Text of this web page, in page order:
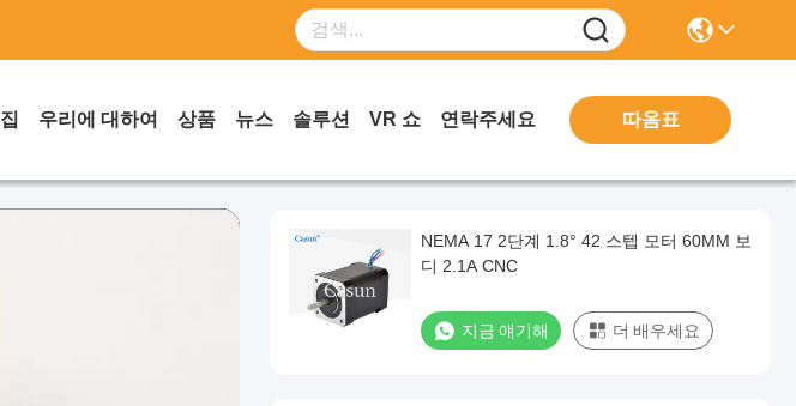
집 우리에 대하여 상품 뉴스 솔루션 VR 쇼 연락주세요 따옴표
NEMA 17 2단계 1.8° 42 스텝 모터 60MM 보
디 2.1A CNC
지금 얘기해 더 배우세요